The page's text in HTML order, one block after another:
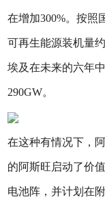
在增加300%。按照
可再生能源装机量
埃及在未来的六年
290GW。
在这种有情况下，
的阿斯旺启动了价
电池阵，并计划在